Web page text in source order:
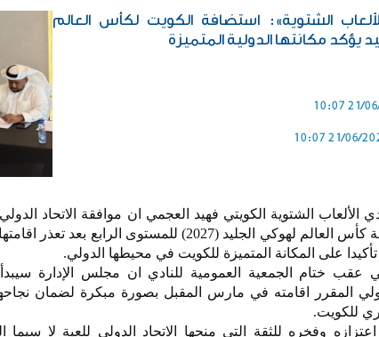
الشتوية»: استضافة الكويت لكأس العالم
يؤكد مكانتها الدولية المتميزة
21/06/
21/06/2026
الكويت بطولة كأس العالم لهوكي الجليد (2027)
تأكيدا على المكانة المتميزة للكويت في محيطها الدولي.
عقب ختام الجمعية العمومية للنادي ان مجلس الإدارة سيبدأ
المقرر اقامته في مارس المقبل بصورة مبكرة لضمان
للكويت.
وفخره للثقة التي منحها الاتحاد الدولي للعبة لا سيما